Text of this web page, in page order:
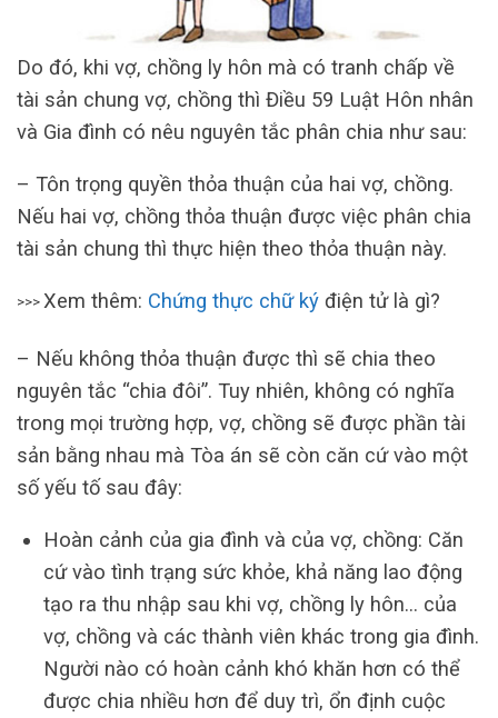
Do đó, khi vợ, chồng ly hôn mà có tranh chấp về
tài sản chung vợ, chồng thì Điều 59 Luật Hôn nhân
và Gia đình có nêu nguyên tắc phân chia như sau:
– Tôn trọng quyền thỏa thuận của hai vợ, chồng.
Nếu hai vợ, chồng thỏa thuận được việc phân chia
tài sản chung thì thực hiện theo thỏa thuận này.
>>> Xem thêm: Chứng thực chữ ký điện tử là gì?
– Nếu không thỏa thuận được thì sẽ chia theo
nguyên tắc “chia đôi”. Tuy nhiên, không có nghĩa
trong mọi trường hợp, vợ, chồng sẽ được phần tài
sản bằng nhau mà Tòa án sẽ còn căn cứ vào một
số yếu tố sau đây:
Hoàn cảnh của gia đình và của vợ, chồng: Căn
cứ vào tình trạng sức khỏe, khả năng lao động
tạo ra thu nhập sau khi vợ, chồng ly hôn… của
vợ, chồng và các thành viên khác trong gia đình.
Người nào có hoàn cảnh khó khăn hơn có thể
được chia nhiều hơn để duy trì, ổn định cuộc